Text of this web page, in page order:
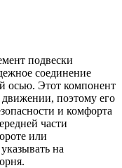
подвески
соединение
осью. Этот компонент
поэтому его
и комфорта
части
или
на